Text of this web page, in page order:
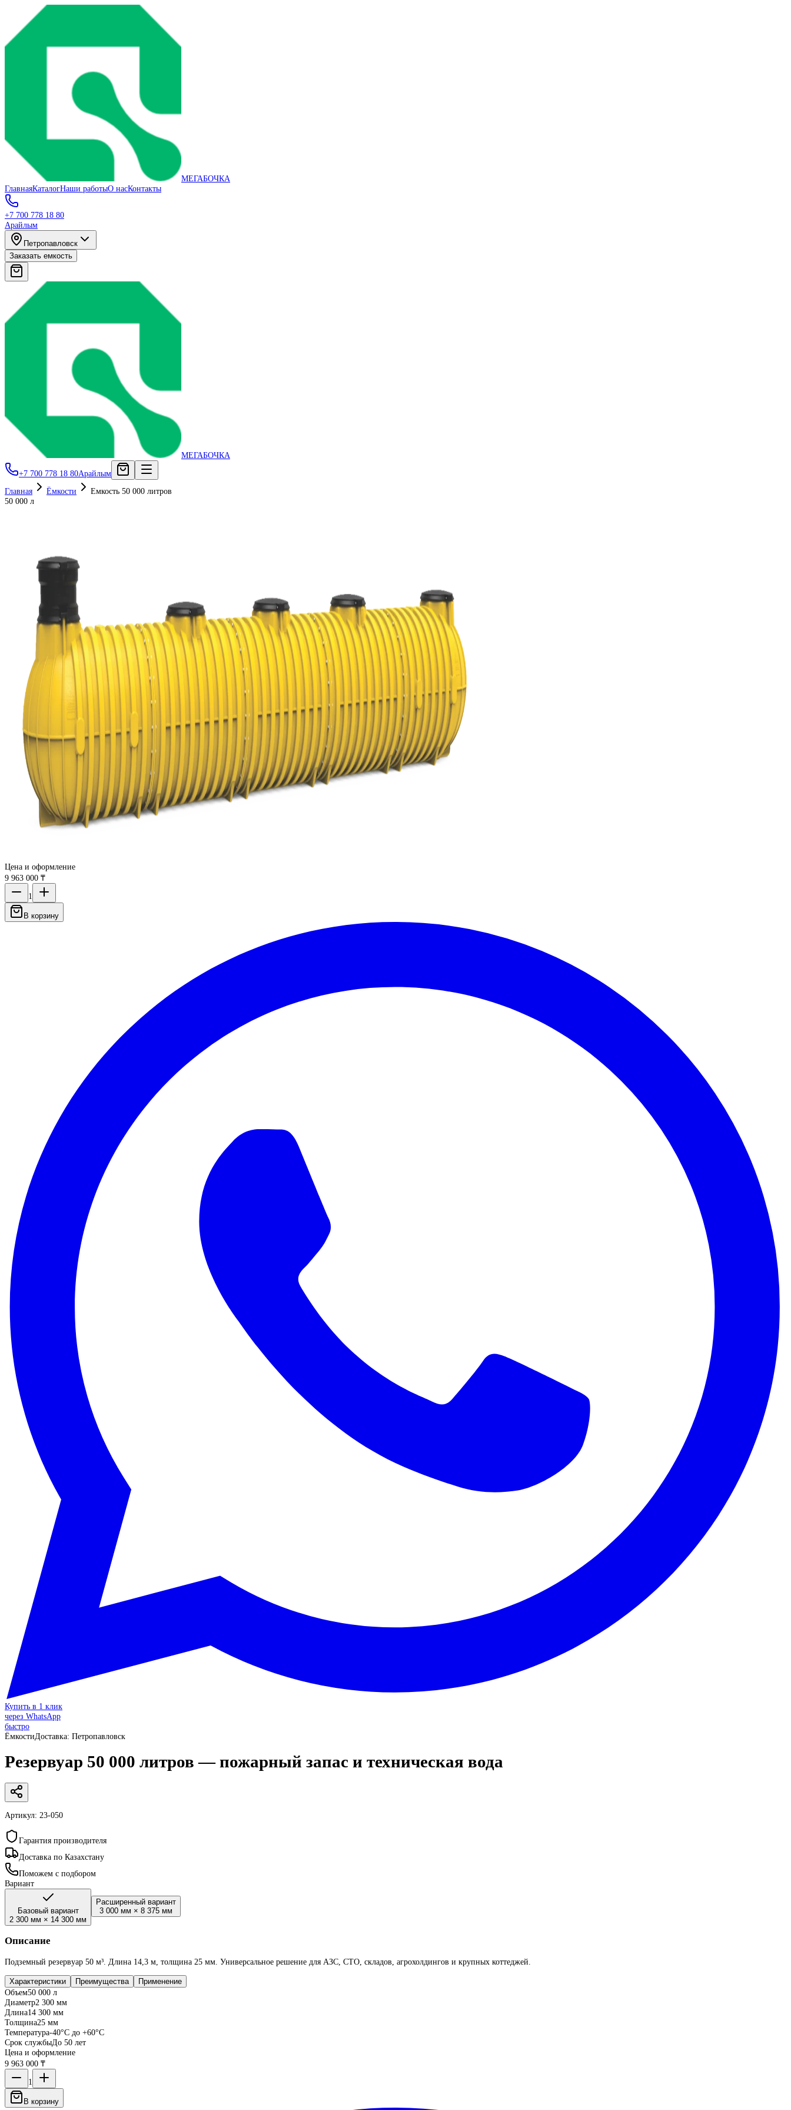
МЕГАБОЧКА
ГлавнаяКаталогНаши работыО насКонтакты
+7 700 778 18 80
Арайлым
Петропавловск
Заказать емкость
МЕГАБОЧКА
+7 700 778 18 80Арайлым
Главная
Ёмкости
Емкость 50 000 литров
50 000 л
Цена и оформление
9 963 000 ₸
1
В корзину
Купить в 1 клик
через WhatsApp
быстро
ЁмкостиДоставка: Петропавловск
Резервуар 50 000 литров — пожарный запас и техническая вода
Артикул: 23-050
Гарантия производителя
Доставка по Казахстану
Поможем с подбором
Вариант
Базовый вариант
2 300 мм × 14 300 мм
Расширенный вариант
3 000 мм × 8 375 мм
Описание
Подземный резервуар 50 м³. Длина 14,3 м, толщина 25 мм. Универсальное решение для АЗС, СТО, складов, агрохолдингов и крупных коттеджей.
Характеристики Преимущества Применение
Объем50 000 л
Диаметр2 300 мм
Длина14 300 мм
Толщина25 мм
Температура-40°C до +60°C
Срок службыДо 50 лет
Цена и оформление
9 963 000 ₸
1
В корзину